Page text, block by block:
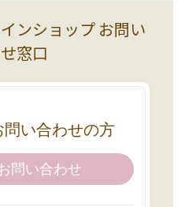
ンショップ お問い
窓口
問い合わせの方
問い合わせ